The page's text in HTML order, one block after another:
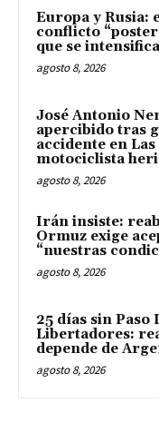
Europa y Rusia:
conflicto
que se intensifica
agosto 8, 2026
José Antonio
apercibido tras
accidente en Las
motociclista
agosto 8, 2026
Irán insiste:
Ormuz exige
“nuestras
agosto 8, 2026
25 días sin Paso
Libertadores:
depende de
agosto 8, 2026